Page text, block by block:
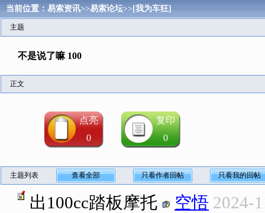
当前位置：易索资讯>>易索论坛>>[我为车狂]
主题
不是说了嘛 100
正文
点亮
0
复印
0
主题列表 查看全部 只看作者回帖 只看我的回帖
出100cc踏板摩托 空悟 2024-